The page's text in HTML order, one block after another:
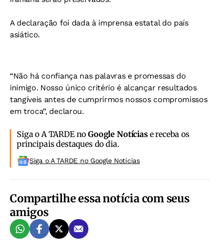
A declaração foi dada à imprensa estatal do país
asiático.
“Não há confiança nas palavras e promessas do
inimigo. Nosso único critério é alcançar resultados
tangíveis antes de cumprirmos nossos compromissos
em troca”, declarou.
Siga o A TARDE noGoogle Notíciase receba os
principais destaques do dia.
Siga o A TARDE no Google Noticias
Compartilhe essa notícia com seus
amigos